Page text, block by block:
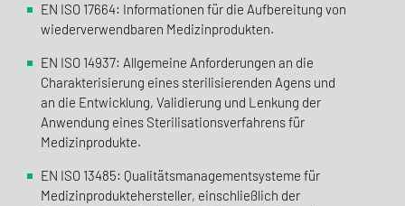
EN ISO 17664: Informationen für die Aufbereitung von
wiederverwendbaren Medizinprodukten.
EN ISO 14937: Allgemeine Anforderungen an die
Charakterisierung eines sterilisierenden Agens und
an die Entwicklung, Validierung und Lenkung der
Anwendung eines Sterilisationsverfahrens für
Medizinprodukte.
EN ISO 13485: Qualitätsmanagementsysteme für
Medizinproduktehersteller, einschließlich der